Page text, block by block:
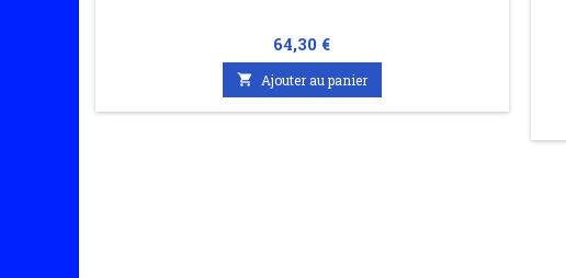
Prix
64,30 €
 Ajouter au panier